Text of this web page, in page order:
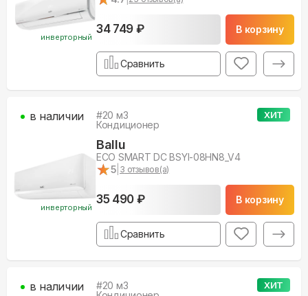
инверторный
34 749 ₽ В корзину
Сравнить
ХИТ
инверторный
#20 м3
Кондиционер
Ballu
ECO SMART DC BSYI-08HN8_V4
★
★5 3 отзывов(а)
35 490 ₽ В корзину
в наличии
Сравнить
ХИТ
#20 м3
в наличии